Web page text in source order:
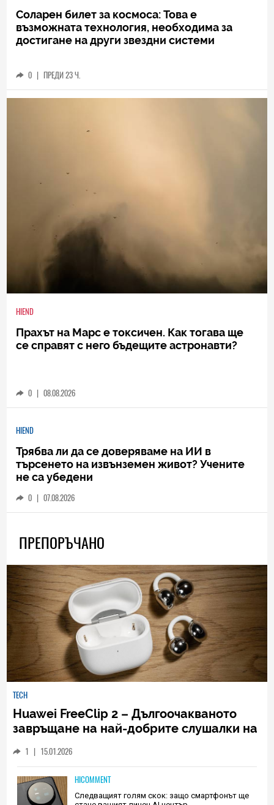
Соларен билет за космоса: Това е
възможната технология, необходима за
достигане на други звездни системи
0 | ПРЕДИ 23 Ч.
HIEND
Прахът на Марс е токсичен. Как тогава ще
се справят с него бъдещите астронавти?
0 | 08.08.2026
HIEND
Трябва ли да се доверяваме на ИИ в
търсенето на извънземен живот? Учените
не са убедени
0 | 07.08.2026
ПРЕПОРЪЧАНО
TECH
Huawei FreeClip 2 – Дългоочакваното
завръщане на най-добрите слушалки на
1 | 15.01.2026
HICOMMENT
Следващият голям скок: защо смартфонът ще